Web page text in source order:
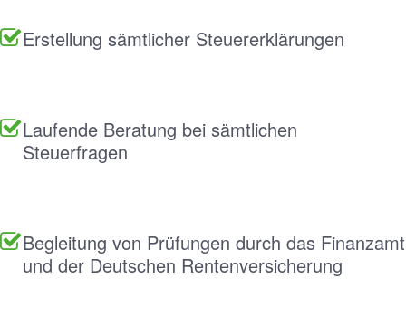
Erstellung sämtlicher Steuererklärungen
Laufende Beratung bei sämtlichen
Steuerfragen
Begleitung von Prüfungen durch das Finanzamt
und der Deutschen Rentenversicherung